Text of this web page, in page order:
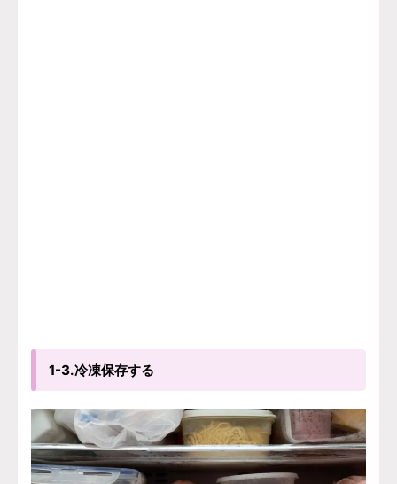
1-3.冷凍保存する